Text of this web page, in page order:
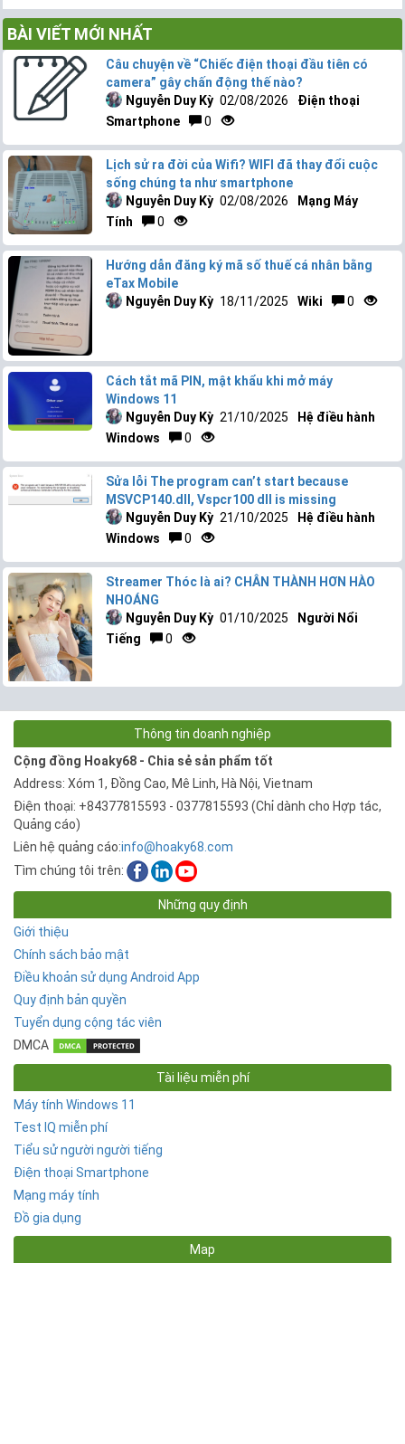
BÀI VIẾT MỚI NHẤT
Câu chuyện về “Chiếc điện thoại đầu tiên có
camera” gây chấn động thế nào?
Nguyễn Duy Kỳ 02/08/2026
Điện thoại
Smartphone
0
Lịch sử ra đời của Wifi? WIFI đã thay đổi cuộc
sống chúng ta như smartphone
Nguyễn Duy Kỳ 02/08/2026
Mạng Máy
Tính
0
Hướng dẫn đăng ký mã số thuế cá nhân bằng
eTax Mobile
Nguyễn Duy Kỳ 18/11/2025 Wiki 0
Cách tắt mã PIN, mật khẩu khi mở máy
Windows 11
Nguyễn Duy Kỳ 21/10/2025
Hệ điều hành
Windows
0
Sửa lỗi The program can’t start because
MSVCP140.dll, Vspcr100 dll is missing
Nguyễn Duy Kỳ 21/10/2025
Hệ điều hành
Windows
0
Streamer Thóc là ai? CHÂN THÀNH HƠN HÀO
NHOÁNG
Nguyễn Duy Kỳ 01/10/2025
Người Nổi
Tiếng
0
Thông tin doanh nghiệp
Cộng đồng Hoaky68 - Chia sẻ sản phẩm tốt
Address: Xóm 1, Đồng Cao, Mê Linh, Hà Nội, Vietnam
Điện thoại: +84377815593 - 0377815593 (Chỉ dành cho Hợp tác,
Quảng cáo)
Liên hệ quảng cáo:info@hoaky68.com
Tìm chúng tôi trên:
Những quy định
Giới thiệu
Chính sách bảo mật
Điều khoản sử dụng Android App
Quy định bản quyền
Tuyển dụng cộng tác viên
DMCA
Tài liệu miễn phí
Máy tính Windows 11
Test IQ miễn phí
Tiểu sử người người tiếng
Điện thoại Smartphone
Mạng máy tính
Đồ gia dụng
Map